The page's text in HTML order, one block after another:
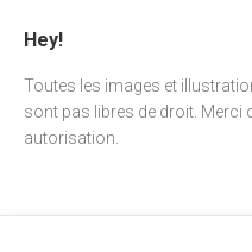
Hey!
Toutes les images et
sont pas libres de droit. Merci
autorisation.